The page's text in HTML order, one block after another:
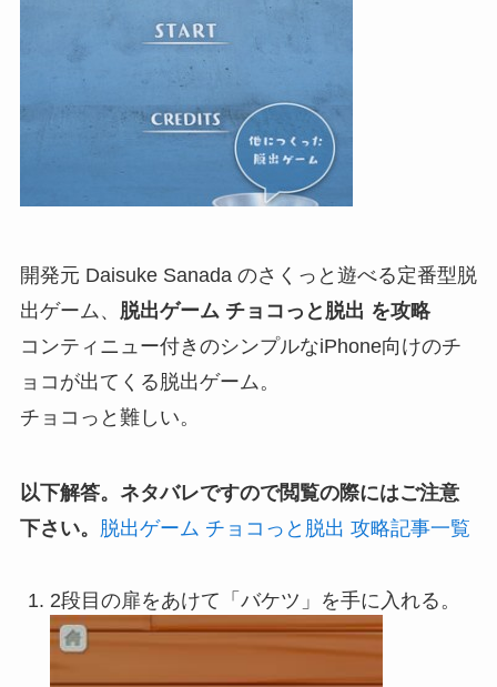
開発元 Daisuke Sanada のさくっと遊べる定番型脱
出ゲーム、 脱出ゲーム チョコっと脱出 を攻略
コンティニュー付きのシンプルなiPhone向けのチ
ョコが出てくる脱出ゲーム。
チョコっと難しい。
以下解答。ネタバレですので閲覧の際にはご注意
下さい。 脱出ゲーム チョコっと脱出 攻略記事一覧
2段目の扉をあけて「バケツ」を手に入れる。